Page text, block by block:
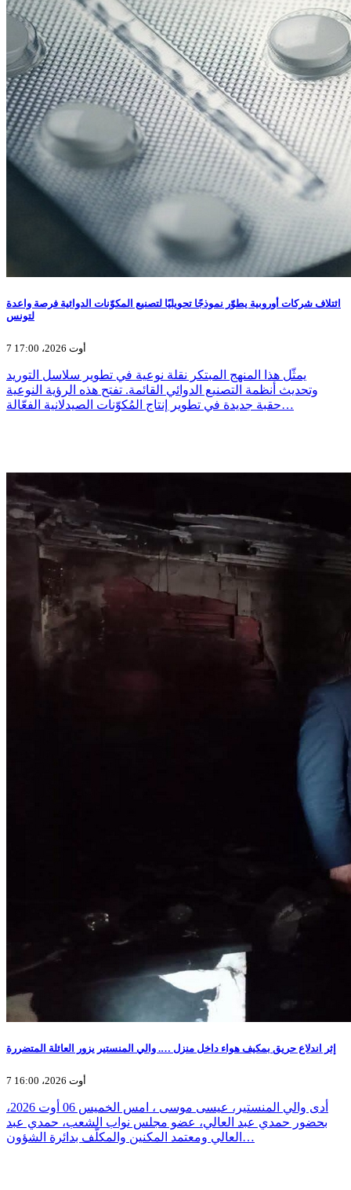
ائتلاف شركات أوروبية يطوّر نموذجًا تحويليًا لتصنيع المكوّنات الدوائية فرصة واعدة
لتونس
7 أوت 2026، 17:00
يمثّل هذا المنهج المبتكر نقلة نوعية في تطوير سلاسل التوريد
وتحديث أنظمة التصنيع الدوائي القائمة. تفتح هذه الرؤية النوعية
حقبة جديدة في تطوير إنتاج المُكوّنات الصيدلانية الفعّالة…
إثر اندلاع حريق بمكيف هواء داخل منزل …. والي المنستير يزور العائلة المتضررة
7 أوت 2026، 16:00
أدى والي المنستير، عيسى موسى ، امس الخميس 06 أوت 2026،
بحضور حمدي عبد العالي، عضو مجلس نواب الشعب، حمدي عبد
العالي ومعتمد المكنين والمكلّف بدائرة الشؤون…